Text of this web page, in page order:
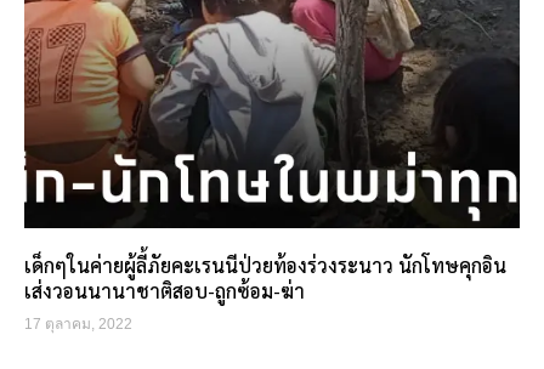
เด็กๆในค่ายผู้ลี้ภัยคะเรนนีป่วยท้องร่วงระนาว นักโทษคุกอิน
เส่งวอนนานาชาติสอบ-ถูกซ้อม-ฆ่า
17 ตุลาคม, 2022